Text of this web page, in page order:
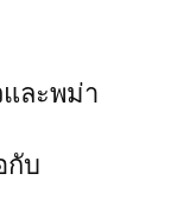
ละพม่า
กับ